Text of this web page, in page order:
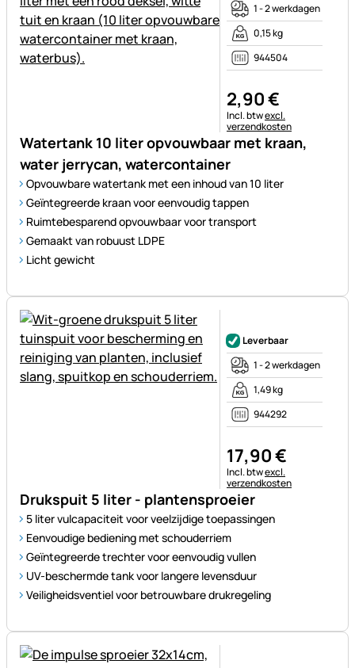
Watertank 10 liter opvouwbaar met kraan,
water jerrycan, watercontainer
Opvouwbare watertank met een inhoud van 10 liter
Geïntegreerde kraan voor eenvoudig tappen
Ruimtebesparend opvouwbaar voor transport
Gemaakt van robuust LDPE
Licht gewicht
1 - 2 werkdagen
0,15 kg
944504
2,90€
Belastinginformatie:
Incl. btwexcl.
verzendkosten
Drukspuit 5 liter - plantensproeier
5 liter vulcapaciteit voor veelzijdige toepassingen
Eenvoudige bediening met schouderriem
Geïntegreerde trechter voor eenvoudig vullen
UV-beschermde tank voor langere levensduur
Veiligheidsventiel voor betrouwbare drukregeling
Leverbaar
1 - 2 werkdagen
1,49 kg
944292
17,90€
Belastinginformatie:
Incl. btwexcl.
verzendkosten